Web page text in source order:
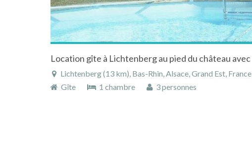
Lichtenberg (13 km), Bas-Rhin, Alsace, Grand Est, France
Gîte
1 chambre 3 personnes